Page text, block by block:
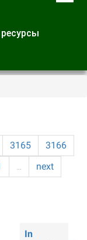
3165
3166
…
next
In